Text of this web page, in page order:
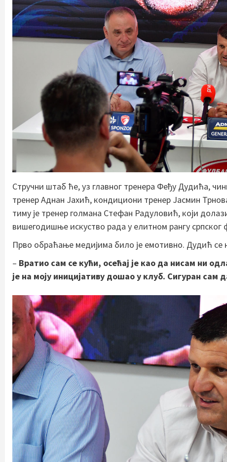
Стручни штаб ће, уз главног тренера Феђу Дудића,
тренер Аднан Јахић, кондициони тренер Јасмин
тиму је тренер голмана Стефан Радуловић, који
вишегодишње искуство рада у елитном рангу српског
Прво обраћање медијима било је емотивно. Дудић се
– Вратио сам се кући, осећај је као да нисам ни
је на моју иницијативу дошао у клуб. Сигуран сам